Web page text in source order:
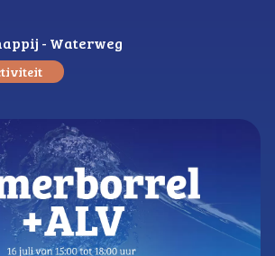
- Waterweg